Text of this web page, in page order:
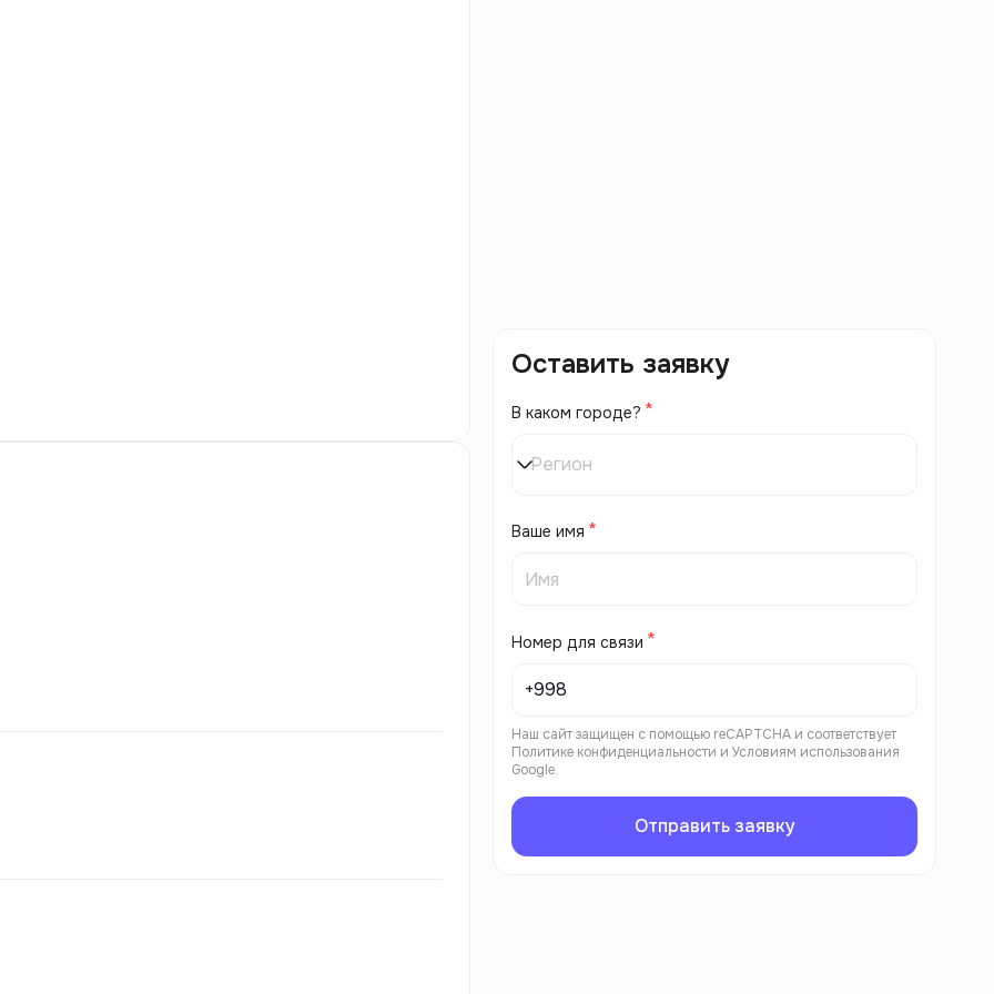
Оставить заявку
В каком городе?
Регион
Ваше имя
Номер для связи
Наш сайт защищен с помощью reCAPTCHA и соответствует
Политике конфиденциальности и Условиям использования
Google.
Отправить заявку